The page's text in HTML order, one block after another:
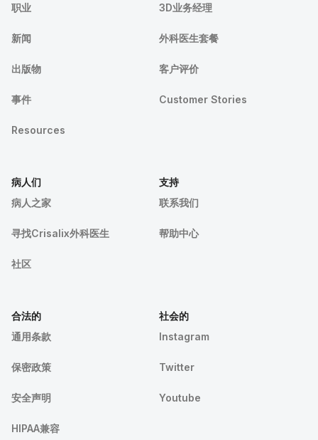
职业
新闻
出版物
事件
Resources
3D业务经理
外科医生套餐
客户评价
Customer Stories
病人们
病人之家
寻找Crisalix外科医生
社区
支持
联系我们
帮助中心
合法的
通用条款
保密政策
安全声明
HIPAA兼容
社会的
Instagram
Twitter
Youtube